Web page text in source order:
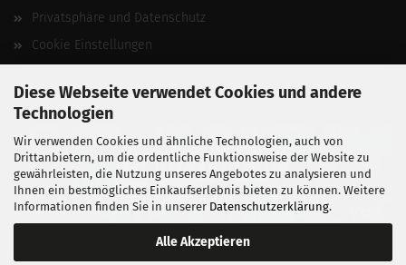
Diese Webseite verwendet Cookies und andere
Technologien
Wir verwenden Cookies und ähnliche Technologien, auch von
Drittanbietern, um die ordentliche Funktionsweise der Website zu
gewährleisten, die Nutzung unseres Angebotes zu analysieren und
Ihnen ein bestmögliches Einkaufserlebnis bieten zu können. Weitere
Informationen finden Sie in unserer Datenschutzerklärung.
Alle Akzeptieren
Privatsphäre und Datenschutz
Cookie Einstellungen
Vertrag widerrufen